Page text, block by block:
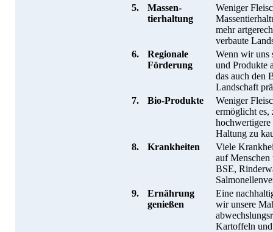
5.
Massen-
tierhaltung
Weniger
mehr
verbaute
6.
Regionale
Förderung
Wenn wir uns
und Produkte
das auch den
Landschaft
7.
Bio-Produkte
Weniger
ermöglicht es,
hochwertigere
Haltung zu
8.
Krankheiten
Viele
auf Menschen
BSE,
9.
Ernährung
genießen
Eine
wir unsere
Kartoffeln und